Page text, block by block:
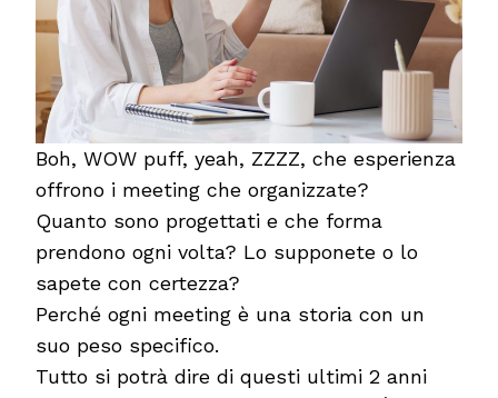
Boh, WOW puff, yeah, ZZZZ, che esperienza
offrono i meeting che organizzate?
Quanto sono progettati e che forma
prendono ogni volta? Lo supponete o lo
sapete con certezza?
Perché ogni meeting è una storia con un
suo peso specifico.
Tutto si potrà dire di questi ultimi 2 anni